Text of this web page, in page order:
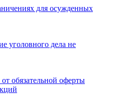
для осужденных
уголовного дела не
обязательной оферты